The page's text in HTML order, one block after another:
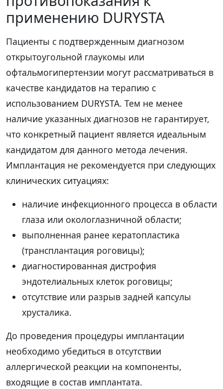
применению DURYSTA
Пациенты с подтвержденным диагнозом
открытоугольной глаукомы или
офтальмогипертензии могут рассматриваться в
качестве кандидатов на терапию с
использованием DURYSTA. Тем не менее
наличие указанных диагнозов не гарантирует,
что конкретный пациент является идеальным
кандидатом для данного метода лечения.
Имплантация не рекомендуется при следующих
клинических ситуациях:
наличие инфекционного процесса в области
глаза или окологлазничной области;
выполненная ранее кератопластика
(трансплантация роговицы);
диагностированная дистрофия
эндотелиальных клеток роговицы;
отсутствие или разрыв задней капсулы
хрусталика.
До проведения процедуры имплантации
необходимо убедиться в отсутствии
аллергической реакции на компоненты,
входящие в состав имплантата.